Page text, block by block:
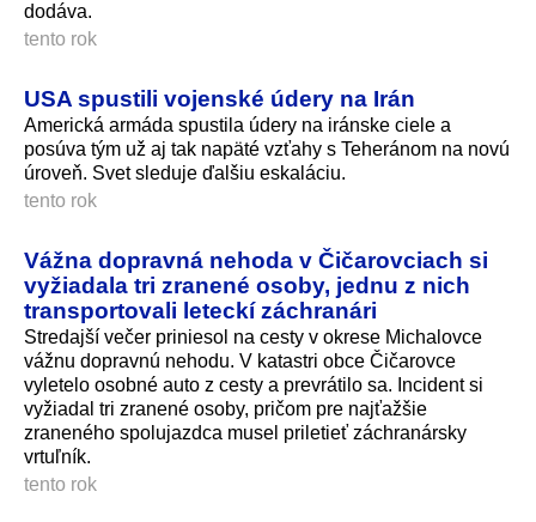
dodáva.
tento rok
USA spustili vojenské údery na Irán
Americká armáda spustila údery na iránske ciele a
posúva tým už aj tak napäté vzťahy s Teheránom na novú
úroveň. Svet sleduje ďalšiu eskaláciu.
tento rok
Vážna dopravná nehoda v Čičarovciach si
vyžiadala tri zranené osoby, jednu z nich
transportovali leteckí záchranári
Stredajší večer priniesol na cesty v okrese Michalovce
vážnu dopravnú nehodu. V katastri obce Čičarovce
vyletelo osobné auto z cesty a prevrátilo sa. Incident si
vyžiadal tri zranené osoby, pričom pre najťažšie
zraneného spolujazdca musel priletieť záchranársky
vrtuľník.
tento rok